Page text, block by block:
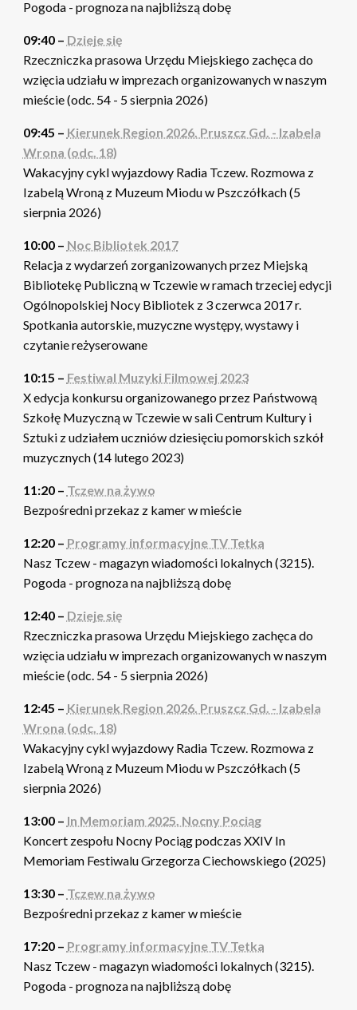
Pogoda - prognoza na najbliższą dobę
09:40 – Dzieje się
Rzeczniczka prasowa Urzędu Miejskiego zachęca do
wzięcia udziału w imprezach organizowanych w naszym
mieście (odc. 54 - 5 sierpnia 2026)
09:45 – Kierunek Region 2026. Pruszcz Gd. - Izabela
Wrona (odc. 18)
Wakacyjny cykl wyjazdowy Radia Tczew. Rozmowa z
Izabelą Wroną z Muzeum Miodu w Pszczółkach (5
sierpnia 2026)
10:00 – Noc Bibliotek 2017
Relacja z wydarzeń zorganizowanych przez Miejską
Bibliotekę Publiczną w Tczewie w ramach trzeciej edycji
Ogólnopolskiej Nocy Bibliotek z 3 czerwca 2017 r.
Spotkania autorskie, muzyczne występy, wystawy i
czytanie reżyserowane
10:15 – Festiwal Muzyki Filmowej 2023
X edycja konkursu organizowanego przez Państwową
Szkołę Muzyczną w Tczewie w sali Centrum Kultury i
Sztuki z udziałem uczniów dziesięciu pomorskich szkół
muzycznych (14 lutego 2023)
11:20 – Tczew na żywo
Bezpośredni przekaz z kamer w mieście
12:20 – Programy informacyjne TV Tetka
Nasz Tczew - magazyn wiadomości lokalnych (3215).
Pogoda - prognoza na najbliższą dobę
12:40 – Dzieje się
Rzeczniczka prasowa Urzędu Miejskiego zachęca do
wzięcia udziału w imprezach organizowanych w naszym
mieście (odc. 54 - 5 sierpnia 2026)
12:45 – Kierunek Region 2026. Pruszcz Gd. - Izabela
Wrona (odc. 18)
Wakacyjny cykl wyjazdowy Radia Tczew. Rozmowa z
Izabelą Wroną z Muzeum Miodu w Pszczółkach (5
sierpnia 2026)
13:00 – In Memoriam 2025. Nocny Pociąg
Koncert zespołu Nocny Pociąg podczas XXIV In
Memoriam Festiwalu Grzegorza Ciechowskiego (2025)
13:30 – Tczew na żywo
Bezpośredni przekaz z kamer w mieście
17:20 – Programy informacyjne TV Tetka
Nasz Tczew - magazyn wiadomości lokalnych (3215).
Pogoda - prognoza na najbliższą dobę